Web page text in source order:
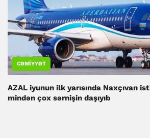
CƏMIYYƏT
AZAL iyunun ilk yarısında Naxçıvan
mindən çox sərnişin daşıyıb